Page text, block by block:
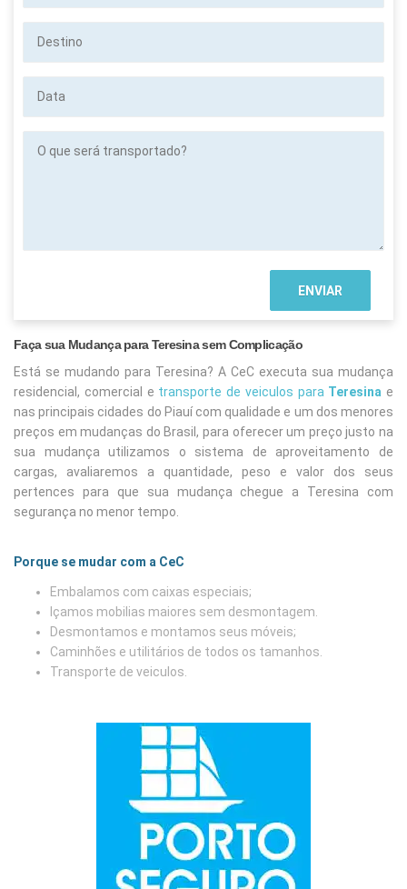
que
Faça sua Mudança para Teresina sem Complicação
Está se mudando para Teresina? A CeC executa sua mudança
residencial, comercial e transporte de veiculos para Teresina e
nas principais cidades do Piauí com qualidade e um dos menores
preços em mudanças do Brasil, para oferecer um preço justo na
sua mudança utilizamos o sistema de aproveitamento de
cargas, avaliaremos a quantidade, peso e valor dos seus
pertences para que sua mudança chegue a Teresina com
segurança no menor tempo.
Porque se mudar com a CeC
Embalamos com caixas especiais;
Içamos mobilias maiores sem desmontagem.
Desmontamos e montamos seus móveis;
Caminhões e utilitários de todos os tamanhos.
Transporte de veiculos.